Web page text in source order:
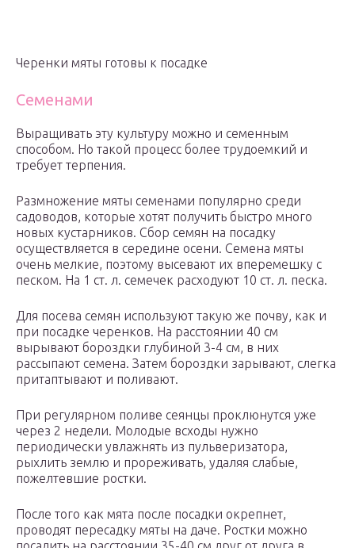
Черенки мяты готовы к посадке
Семенами
Выращивать эту культуру можно и семенным
способом. Но такой процесс более трудоемкий и
требует терпения.
Размножение мяты семенами популярно среди
садоводов, которые хотят получить быстро много
новых кустарников. Сбор семян на посадку
осуществляется в середине осени. Семена мяты
очень мелкие, поэтому высевают их вперемешку с
песком. На 1 ст. л. семечек расходуют 10 ст. л. песка.
Для посева семян используют такую же почву, как и
при посадке черенков. На расстоянии 40 см
вырывают бороздки глубиной 3-4 см, в них
рассыпают семена. Затем бороздки зарывают, слегка
притаптывают и поливают.
При регулярном поливе сеянцы проклюнутся уже
через 2 недели. Молодые всходы нужно
периодически увлажнять из пульверизатора,
рыхлить землю и прореживать, удаляя слабые,
пожелтевшие ростки.
После того как мята после посадки окрепнет,
проводят пересадку мяты на даче. Ростки можно